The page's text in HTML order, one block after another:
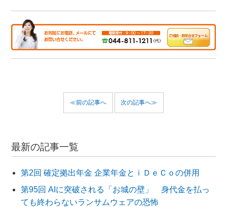
≪前の記事へ 次の記事へ≫
最新の記事一覧
第2回 確定拠出年金 企業年金とｉＤｅＣｏの併用
第95回 AIに突破される「お城の壁」 身代金を払っ
ても終わらないランサムウェアの恐怖